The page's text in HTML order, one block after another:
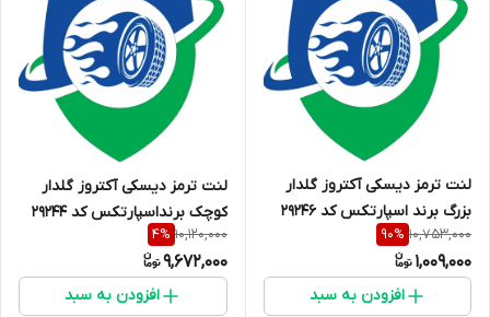
لنت ترمز دیسکی آکتروز گلدار
بزرگ برند اسپارتکس کد 29246
10,753,000
90%
1,009,000
افزودن به سبد
لنت ترمز دیسکی آکتروز گلدار
کوچک برنداسپارتکس کد 29244
10,120,000
4%
9,672,000
افزودن به سبد